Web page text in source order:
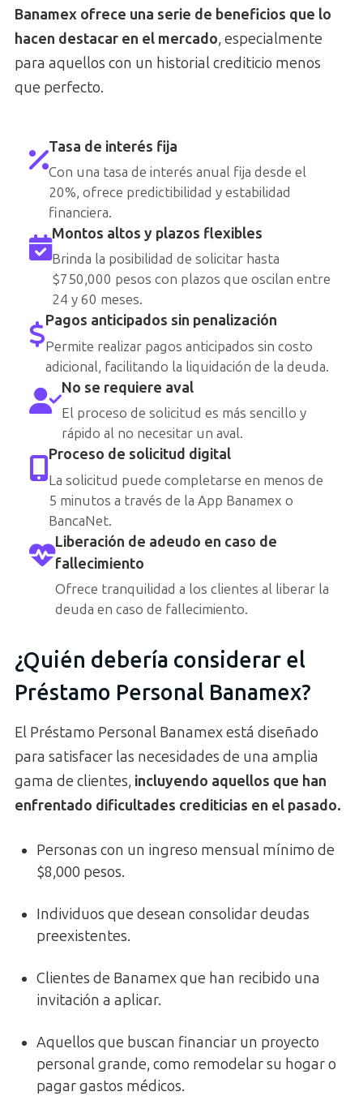
Banamex ofrece una serie de beneficios que lo
hacen destacar en el mercado, especialmente
para aquellos con un historial crediticio menos
que perfecto.
Tasa de interés fija
Con una tasa de interés anual fija desde el
20%, ofrece predictibilidad y estabilidad
financiera.
Montos altos y plazos flexibles
Brinda la posibilidad de solicitar hasta
$750,000 pesos con plazos que oscilan entre
24 y 60 meses.
Pagos anticipados sin penalización
Permite realizar pagos anticipados sin costo
adicional, facilitando la liquidación de la deuda.
No se requiere aval
El proceso de solicitud es más sencillo y
rápido al no necesitar un aval.
Proceso de solicitud digital
La solicitud puede completarse en menos de
5 minutos a través de la App Banamex o
BancaNet.
Liberación de adeudo en caso de
fallecimiento
Ofrece tranquilidad a los clientes al liberar la
deuda en caso de fallecimiento.
¿Quién debería considerar el
Préstamo Personal Banamex?
El Préstamo Personal Banamex está diseñado
para satisfacer las necesidades de una amplia
gama de clientes, incluyendo aquellos que han
enfrentado dificultades crediticias en el pasado.
Personas con un ingreso mensual mínimo de
$8,000 pesos.
Individuos que desean consolidar deudas
preexistentes.
Clientes de Banamex que han recibido una
invitación a aplicar.
Aquellos que buscan financiar un proyecto
personal grande, como remodelar su hogar o
pagar gastos médicos.